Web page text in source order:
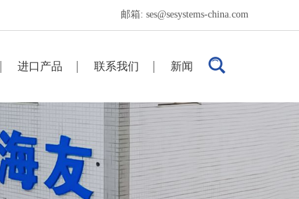
邮箱: ses@sesystems-china.com
进口产品 联系我们 新闻